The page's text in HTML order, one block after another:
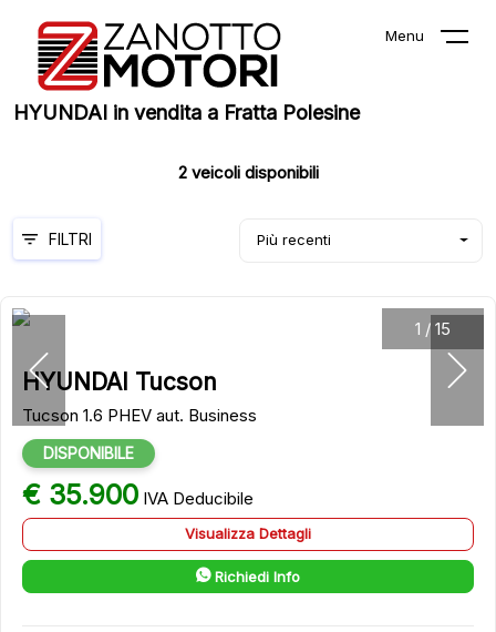
Menu
HYUNDAI in vendita a Fratta Polesine
2veicoli disponibili
Più recenti
FILTRI
1 / 15
HYUNDAI Tucson
Tucson 1.6 PHEV aut. Business
DISPONIBILE
€ 35.900 IVA Deducibile
Visualizza Dettagli
Richiedi Info